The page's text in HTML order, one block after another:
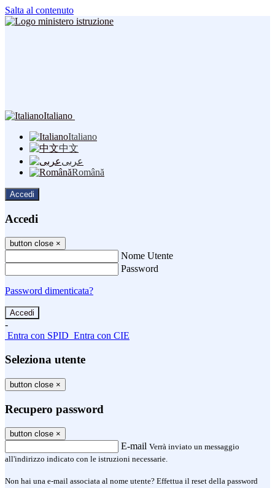
Salta al contenuto
Italiano
Italiano
中文
عربى
Română
Accedi
Accedi
button close ×
Nome Utente
Password
Password dimenticata?
-
Entra con SPID Entra con CIE
Seleziona utente
button close ×
Recupero password
button close ×
E-mail Verrà inviato un messaggio
all'indirizzo indicato con le istruzioni necessarie.
Non hai una e-mail associata al nome utente? Effettua il reset della password